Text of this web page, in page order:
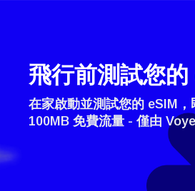
How do I get
To get your eSIM,
飛行前測試您的
在家啟動並測試您的 eSIM，
100MB 免費流量 - 僅由